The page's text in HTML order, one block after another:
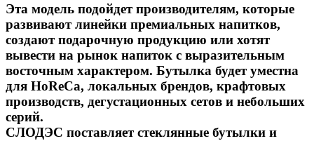
Эта модель подойдет производителям, которые
развивают линейки премиальных напитков,
создают подарочную продукцию или хотят
вывести на рынок напиток с выразительным
восточным характером. Бутылка будет уместна
для HoReCa, локальных брендов, крафтовых
производств, дегустационных сетов и небольших
серий.
СЛОДЭС поставляет стеклянные бутылки и